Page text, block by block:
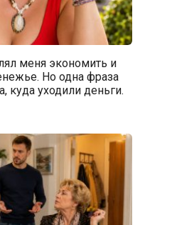
меня экономить и
Но одна фраза
куда уходили деньги.